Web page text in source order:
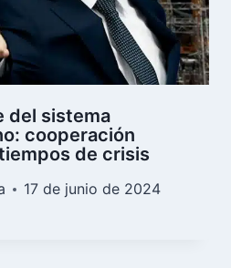
del sistema
cooperación
de crisis
17 de junio de 2024